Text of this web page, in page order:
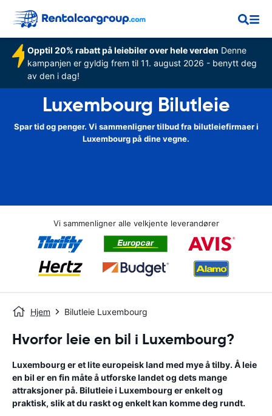
Opptil 20% rabatt på leiebiler over hele verden Denne
kampanjen er gyldig frem til 11. august 2026 - benytt deg
av den i dag!
Luxembourg Bilutleie
Spar tid og penger. Vi sammenligner tilbud fra bilutleiefirmaer i
Luxembourg på dine vegne.
Vi sammenligner alle velkjente leverandører
Hjem Bilutleie Luxembourg
Hvorfor leie en bil i Luxembourg?
Luxembourg er et lite europeisk land med mye å tilby. Å leie
en bil er en fin måte å utforske landet og dets mange
attraksjoner på. Bilutleie i Luxembourg er enkelt og
praktisk, slik at du raskt og enkelt kan komme deg rundt.